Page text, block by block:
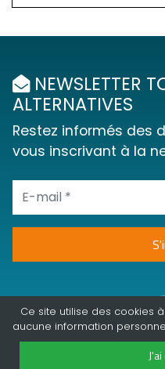
Ce site utilise des cookies
aucune information
NEWSLETTER
ALTERNATIVES
Restez informés des
vous inscrivant à la
©2018 - 2026 | Tour de